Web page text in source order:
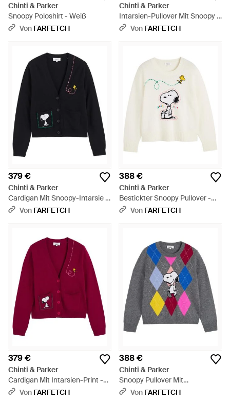
Chinti & Parker
Snoopy Poloshirt - Weiß
Von FARFETCH
Chinti & Parker
Intarsien-Pullover Mit Snoopy -
Schwarz
Von FARFETCH
379 €
Chinti & Parker
Cardigan Mit Snoopy-Intarsie -
Schwarz
Von FARFETCH
388 €
Chinti & Parker
Bestickter Snoopy Pullover -
WeißVon FARFETCH
379 €
Chinti & Parker
Cardigan Mit Intarsien-Print -
RotVon FARFETCH
388 €
Chinti & Parker
Snoopy Pullover Mit
Argylemuster - Blau
Von FARFETCH